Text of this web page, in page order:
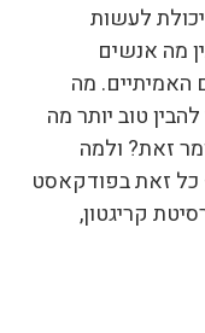
לעשות
מה אנשים
האמיתיים. מה
טוב יותר מה
זאת? ולמה
כל זאת בפודקאסט
קריגטון,